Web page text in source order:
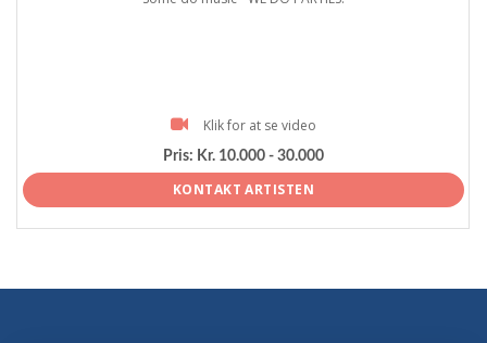
Klik for at se video
Pris: Kr. 10.000 - 30.000
KONTAKT ARTISTEN